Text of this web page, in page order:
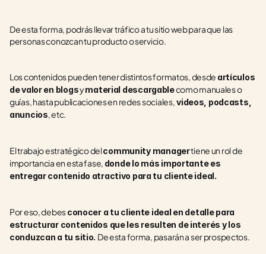
De esta forma, podrás llevar tráfico a tu sitio web para que las
personas conozcan tu producto o servicio.
Los contenidos pueden tener distintos formatos, desde artículos
de valor en blogs y material descargable como manuales o
guías, hasta publicaciones en redes sociales, videos, podcasts,
anuncios, etc.
El trabajo estratégico del community manager tiene un rol de
importancia en esta fase, donde lo más importante es
entregar contenido atractivo para tu cliente ideal.
Por eso, debes conocer a tu cliente ideal en detalle para
estructurar contenidos que les resulten de interés y los
conduzcan a tu sitio. De esta forma, pasarán a ser prospectos.